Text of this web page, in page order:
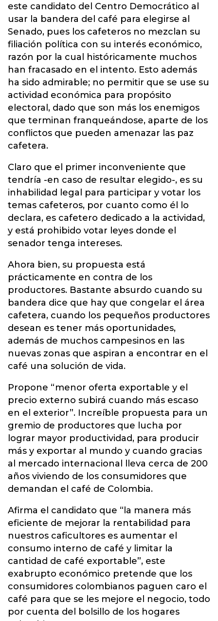
este candidato del Centro Democrático al
usar la bandera del café para elegirse al
Senado, pues los cafeteros no mezclan su
filiación política con su interés económico,
razón por la cual históricamente muchos
han fracasado en el intento. Esto además
ha sido admirable; no permitir que se use su
actividad económica para propósito
electoral, dado que son más los enemigos
que terminan franqueándose, aparte de los
conflictos que pueden amenazar las paz
cafetera.
Claro que el primer inconveniente que
tendría -en caso de resultar elegido-, es su
inhabilidad legal para participar y votar los
temas cafeteros, por cuanto como él lo
declara, es cafetero dedicado a la actividad,
y está prohibido votar leyes donde el
senador tenga intereses.
Ahora bien, su propuesta está
prácticamente en contra de los
productores. Bastante absurdo cuando su
bandera dice que hay que congelar el área
cafetera, cuando los pequeños productores
desean es tener más oportunidades,
además de muchos campesinos en las
nuevas zonas que aspiran a encontrar en el
café una solución de vida.
Propone “menor oferta exportable y el
precio externo subirá cuando más escaso
en el exterior”. Increíble propuesta para un
gremio de productores que lucha por
lograr mayor productividad, para producir
más y exportar al mundo y cuando gracias
al mercado internacional lleva cerca de 200
años viviendo de los consumidores que
demandan el café de Colombia.
Afirma el candidato que “la manera más
eficiente de mejorar la rentabilidad para
nuestros caficultores es aumentar el
consumo interno de café y limitar la
cantidad de café exportable”, este
exabrupto económico pretende que los
consumidores colombianos paguen caro el
café para que se les mejore el negocio, todo
por cuenta del bolsillo de los hogares